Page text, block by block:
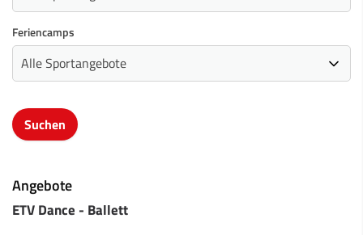
Feriencamps
Angebote
ETV Dance - Ballett